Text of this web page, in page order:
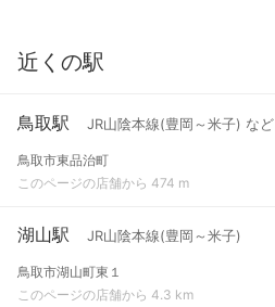
近くの駅
鳥取駅 JR山陰本線(豊岡～米子) など
鳥取市東品治町
このページの店舗から 474 m
湖山駅 JR山陰本線(豊岡～米子)
鳥取市湖山町東１
このページの店舗から 4.3 km